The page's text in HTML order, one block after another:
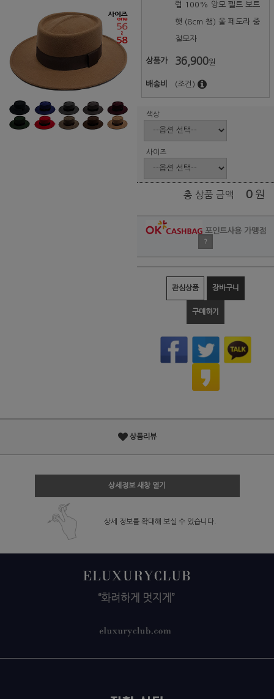
럽 100% 양모 펠트 보트
햇 (8cm 챙) 울 페도라 중
절모자
상품가 36,900원
배송비 (조건)
색상
사이즈
총 상품 금액 0 원
포인트사용 가맹점
?
관심상품 장바구니
구매하기
상품리뷰
상세정보 새창 열기
상세 정보를 확대해 보실 수 있습니다.